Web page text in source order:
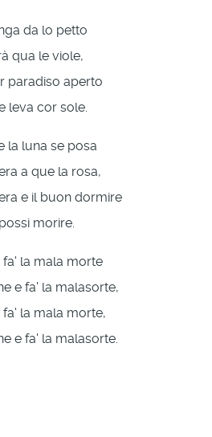
da lo petto
qua le viole,
paradiso aperto
leva cor sole.
la luna se posa
a que la rosa,
e il buon dormire
morire.
fa' la mala morte
e fa' la malasorte,
la mala morte,
e fa' la malasorte.